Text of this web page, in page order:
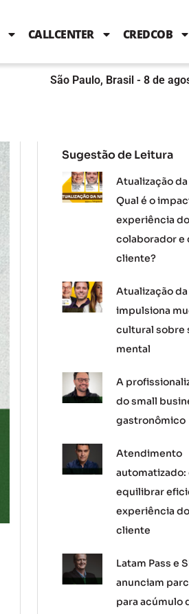
b
o
k
t
e
b
CALLCENTER CREDCOB
São Paulo, Brasil - 8 de
Sugestão de Leitura
Atualização da
Qual é o
experiência do
colaborador e
cliente?
Atualização da
impulsiona
cultural sobre
mental
A
do small
gastronômico
Atendimento
automatizado:
equilibrar
experiência do
cliente
Latam Pass e
anunciam
para acúmulo